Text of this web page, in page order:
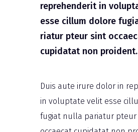
reprehenderit in
esse cillum dolore
riatur pteur sint
cupidatat non proident.
Duis aute irure dolor in
in voluptate velit esse
fugiat nulla pariatur pteur